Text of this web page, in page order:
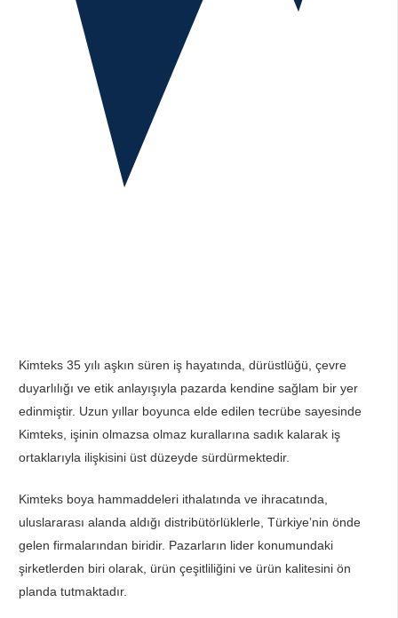
Kimteks 35 yılı aşkın süren iş hayatında, dürüstlüğü, çevre
duyarlılığı ve etik anlayışıyla pazarda kendine sağlam bir yer
edinmiştir. Uzun yıllar boyunca elde edilen tecrübe sayesinde
Kimteks, işinin olmazsa olmaz kurallarına sadık kalarak iş
ortaklarıyla ilişkisini üst düzeyde sürdürmektedir.
Kimteks boya hammaddeleri ithalatında ve ihracatında,
uluslararası alanda aldığı distribütörlüklerle, Türkiye’nin önde
gelen firmalarından biridir. Pazarların lider konumundaki
şirketlerden biri olarak, ürün çeşitliliğini ve ürün kalitesini ön
planda tutmaktadır.